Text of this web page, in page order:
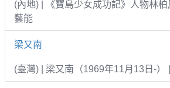
(內地) | 《寶島少女成功記》人物林
藝能
梁又南
(臺灣) | 梁又南（1969年11月13日-）